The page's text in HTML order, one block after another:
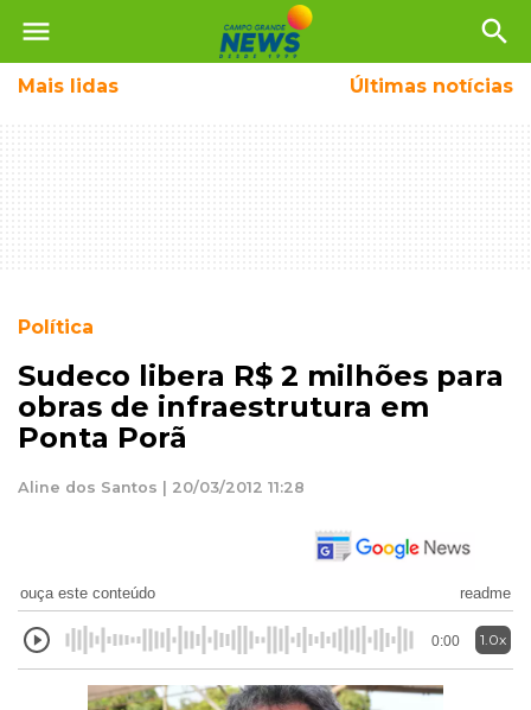
menu search
Mais lidas Últimas notícias
Política
Sudeco libera R$ 2 milhões para
obras de infraestrutura em
Ponta Porã
Aline dos Santos | 20/03/2012 11:28
ouça este conteúdo readme
0:00 1.0x